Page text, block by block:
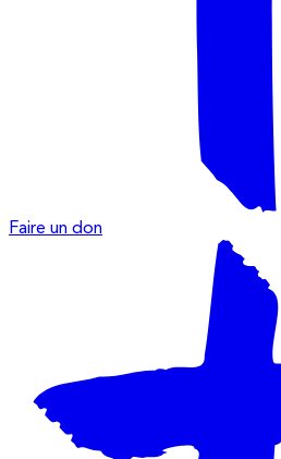
Faire un don